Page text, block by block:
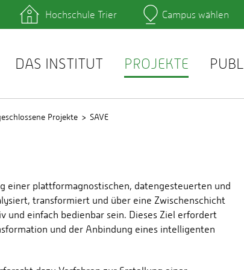
Lernplattformen
Webmail
Hochschule Trier Campus wählen
DAS INSTITUT PROJEKTE
Projekte SAVE
einer plattformagnostischen, datengesteuerten und
transformiert und über eine Zwischenschicht
einfach bedienbar sein. Dieses Ziel erfordert
und der Anbindung eines intelligenten